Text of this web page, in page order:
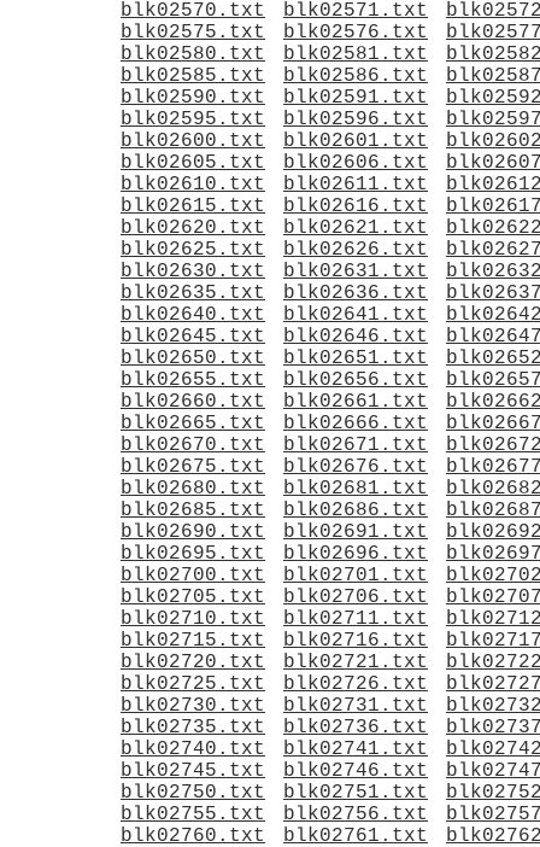
blk02570.txt
blk02571.txt
blk02575.txt
blk02576.txt
blk02580.txt
blk02581.txt
blk02585.txt
blk02586.txt
blk02590.txt
blk02591.txt
blk02595.txt
blk02596.txt
blk02600.txt
blk02601.txt
blk02605.txt
blk02606.txt
blk02610.txt
blk02611.txt
blk02615.txt
blk02616.txt
blk02620.txt
blk02621.txt
blk02625.txt
blk02626.txt
blk02630.txt
blk02631.txt
blk02635.txt
blk02636.txt
blk02640.txt
blk02641.txt
blk02645.txt
blk02646.txt
blk02650.txt
blk02651.txt
blk02655.txt
blk02656.txt
blk02660.txt
blk02661.txt
blk02665.txt
blk02666.txt
blk02670.txt
blk02671.txt
blk02675.txt
blk02676.txt
blk02680.txt
blk02681.txt
blk02685.txt
blk02686.txt
blk02690.txt
blk02691.txt
blk02695.txt
blk02696.txt
blk02700.txt
blk02701.txt
blk02705.txt
blk02706.txt
blk02710.txt
blk02711.txt
blk02715.txt
blk02716.txt
blk02720.txt
blk02721.txt
blk02725.txt
blk02726.txt
blk02730.txt
blk02731.txt
blk02735.txt
blk02736.txt
blk02740.txt
blk02741.txt
blk02745.txt
blk02746.txt
blk02750.txt
blk02751.txt
blk02755.txt
blk02756.txt
blk02760.txt
blk02761.txt